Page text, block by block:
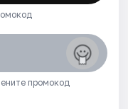
промокод